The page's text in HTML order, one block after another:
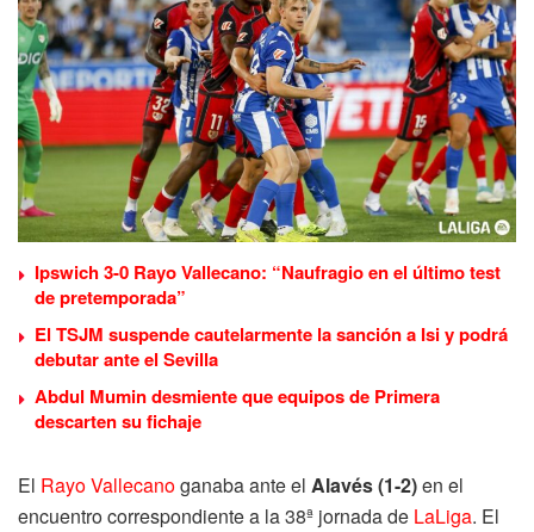
Ipswich 3-0 Rayo Vallecano: “Naufragio en el último test
de pretemporada”
El TSJM suspende cautelarmente la sanción a Isi y podrá
debutar ante el Sevilla
Abdul Mumin desmiente que equipos de Primera
descarten su fichaje
El Rayo Vallecanoganaba ante el Alavés (1-2)en el
encuentro correspondiente a la 38ª jornada de LaLiga. El